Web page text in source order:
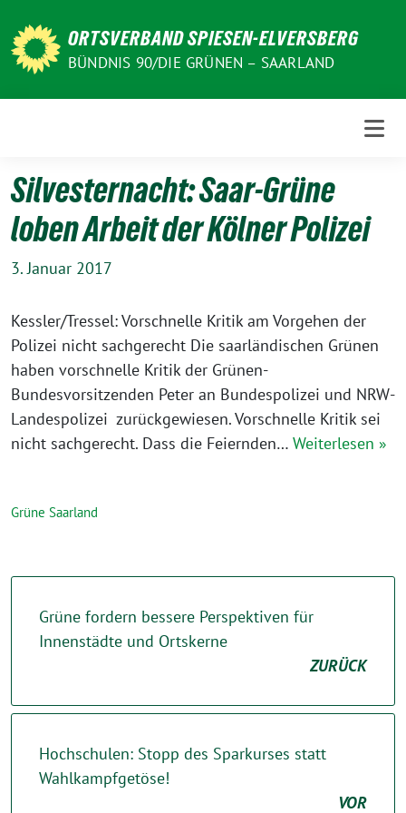
zum
Inhalt
ORTSVERBAND SPIESEN-ELVERSBERG
BÜNDNIS 90/DIE GRÜNEN – SAARLAND
Silvesternacht: Saar-Grüne
loben Arbeit der Kölner Polizei
3. Januar 2017
Kessler/Tressel: Vorschnelle Kritik am Vorgehen der
Polizei nicht sachgerecht Die saarländischen Grünen
haben vorschnelle Kritik der Grünen-
Bundesvorsitzenden Peter an Bundespolizei und NRW-
Landespolizei zurückgewiesen. Vorschnelle Kritik sei
nicht sachgerecht. Dass die Feiernden… Weiterlesen »
Grüne Saarland
Grüne fordern bessere Perspektiven für
Innenstädte und Ortskerne
ZURÜCK
Hochschulen: Stopp des Sparkurses statt
Wahlkampfgetöse!
VOR